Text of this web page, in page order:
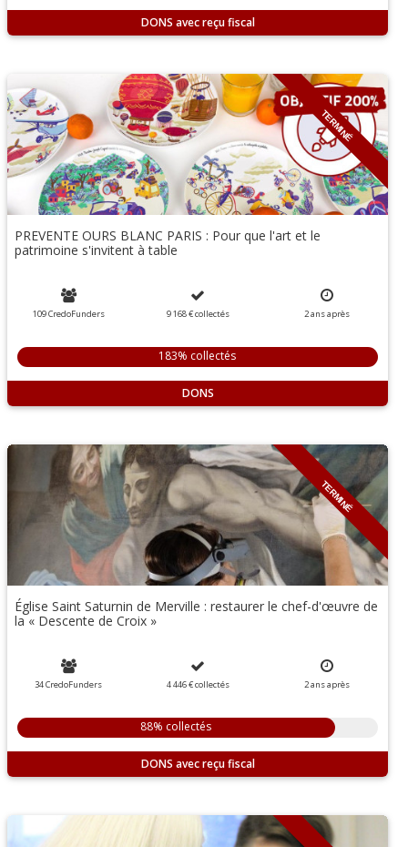
DONS
TERMINÉ
PREVENTE OURS BLANC PARIS : Pour que l'art et le
patrimoine s'invitent à table
109 CredoFunders 9 168 €collectés 2ansaprès
183% collectés
DONS
TERMINÉ
Église Saint Saturnin de Merville : restaurer le chef-d'œuvre de
la « Descente de Croix »
34 CredoFunders 4 446 €collectés 2ansaprès
88% collectés
DONS